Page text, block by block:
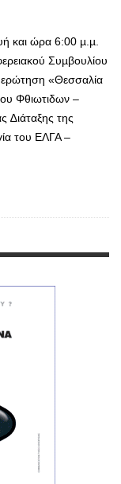
και ώρα 6:00 µ.µ.
Συµβουλίου
«Θεσσαλία
Φθιωτιδων –
της
του ΕΛΓΑ –